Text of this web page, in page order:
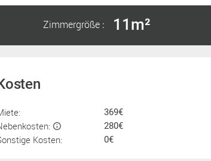
Zimmergröße : 11m²
369€
280€
Kosten: 0€